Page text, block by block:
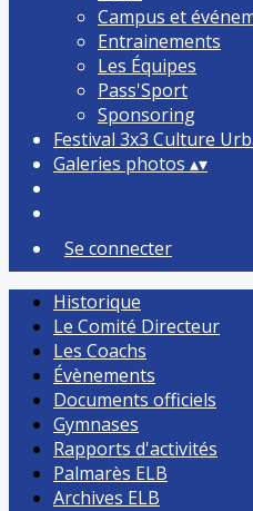
Campus et
Entrainements
Les Équipes
Pass'Sport
Sponsoring
Festival 3x3 Culture
Galeries photos ▴▾
Se connecter
Historique
Le Comité Directeur
Les Coachs
Évènements
Documents officiels
Gymnases
Rapports d'activités
Palmarès ELB
Archives ELB